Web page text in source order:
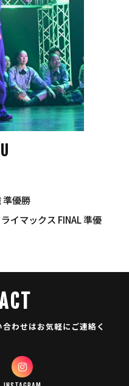
準優勝
イマックス FINAL 準優
わせはお気軽にご連絡く